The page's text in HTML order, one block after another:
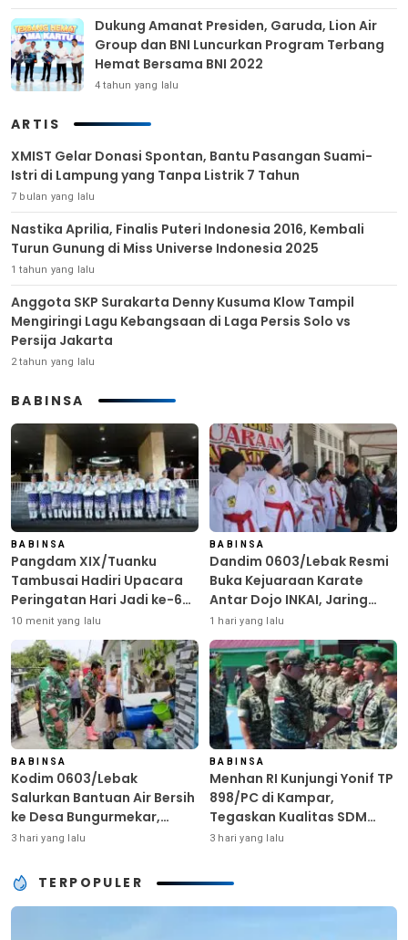
Dukung Amanat Presiden, Garuda, Lion Air
Group dan BNI Luncurkan Program Terbang
Hemat Bersama BNI 2022
4 tahun yang lalu
ARTIS
XMIST Gelar Donasi Spontan, Bantu Pasangan Suami-
Istri di Lampung yang Tanpa Listrik 7 Tahun
7 bulan yang lalu
Nastika Aprilia, Finalis Puteri Indonesia 2016, Kembali
Turun Gunung di Miss Universe Indonesia 2025
1 tahun yang lalu
Anggota SKP Surakarta Denny Kusuma Klow Tampil
Mengiringi Lagu Kebangsaan di Laga Persis Solo vs
Persija Jakarta
2 tahun yang lalu
BABINSA
BABINSA
Pangdam XIX/Tuanku
Tambusai Hadiri Upacara
Peringatan Hari Jadi ke-69
Provinsi Riau
10 menit yang lalu
BABINSA
Dandim 0603/Lebak Resmi
Buka Kejuaraan Karate
Antar Dojo INKAI, Jaring
Bibit Atlet Unggul Sambut
HUT ke-81 RI
1 hari yang lalu
BABINSA
Kodim 0603/Lebak
Salurkan Bantuan Air Bersih
ke Desa Bungurmekar,
Ringankan Beban Warga
3 hari yang lalu
BABINSA
Menhan RI Kunjungi Yonif TP
898/PC di Kampar,
Tegaskan Kualitas SDM
Kunci Kekuatan TNI
3 hari yang lalu
TERPOPULER